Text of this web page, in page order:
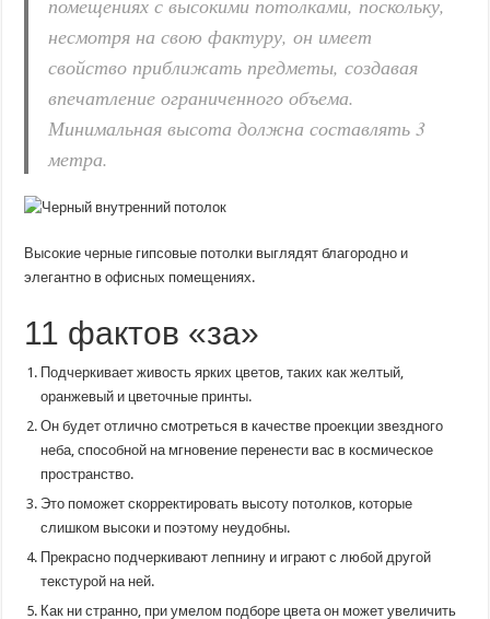
помещениях с высокими потолками, поскольку,
несмотря на свою фактуру, он имеет
свойство приближать предметы, создавая
впечатление ограниченного объема.
Минимальная высота должна составлять 3
метра.
Высокие черные гипсовые потолки выглядят благородно и
элегантно в офисных помещениях.
11 фактов «за»
Подчеркивает живость ярких цветов, таких как желтый,
оранжевый и цветочные принты.
Он будет отлично смотреться в качестве проекции звездного
неба, способной на мгновение перенести вас в космическое
пространство.
Это поможет скорректировать высоту потолков, которые
слишком высоки и поэтому неудобны.
Прекрасно подчеркивают лепнину и играют с любой другой
текстурой на ней.
Как ни странно, при умелом подборе цвета он может увеличить